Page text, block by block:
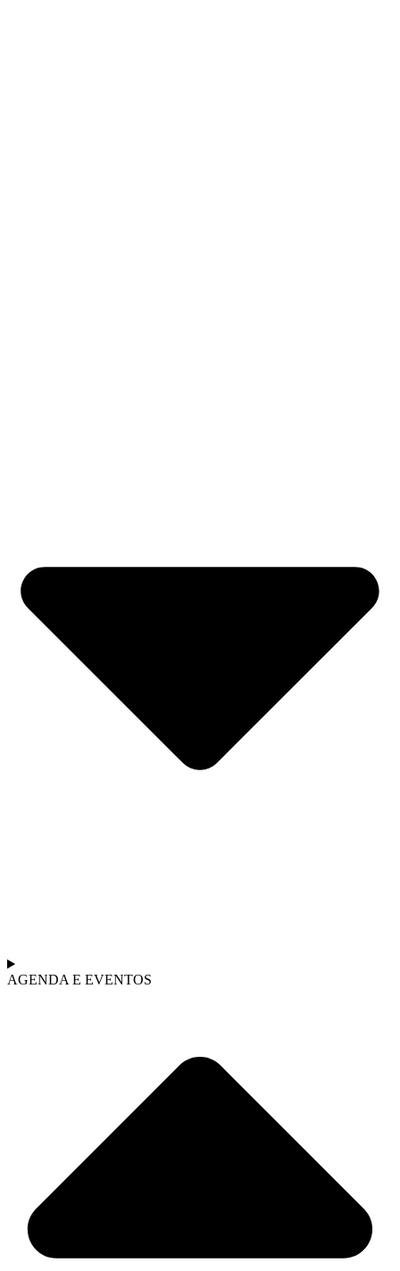
AGENDA E EVENTOS